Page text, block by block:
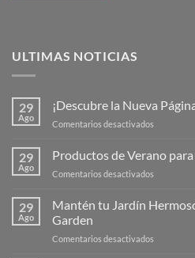
ULTIMAS NOTICIAS
29
Ago
¡Descubre la Nueva
Comentarios desactivados
Nueva
de
29
Ago
Productos de Verano
Comentarios desactivados
de
Verano
29
Ago
Mantén tu Jardín
Garden
Comentarios desactivados